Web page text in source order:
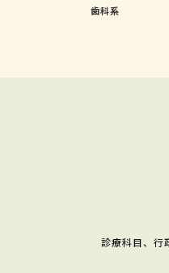
歯科系
診療科目、行